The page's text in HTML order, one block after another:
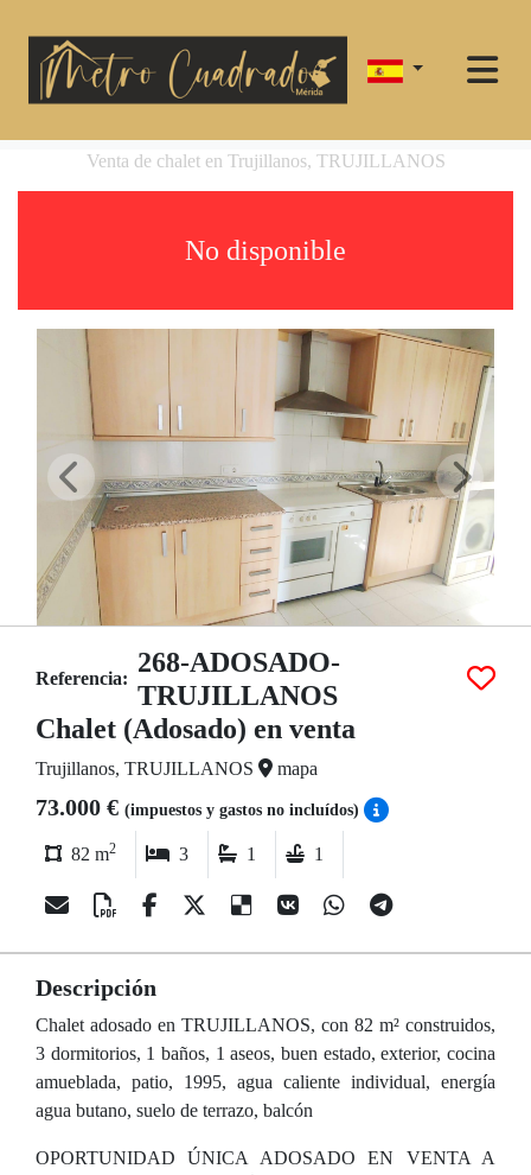
Venta de chalet en Trujillanos, TRUJILLANOS
No disponible
Referencia:
268-ADOSADO-
TRUJILLANOS
Chalet (Adosado) en venta
Trujillanos, TRUJILLANOS mapa
73.000 € (impuestos y gastos no incluídos)
82 m2 3 1 1
Descripción
Chalet adosado en TRUJILLANOS, con 82 m² construidos,
3 dormitorios, 1 baños, 1 aseos, buen estado, exterior, cocina
amueblada, patio, 1995, agua caliente individual, energía
agua butano, suelo de terrazo, balcón
OPORTUNIDAD ÚNICA ADOSADO EN VENTA A